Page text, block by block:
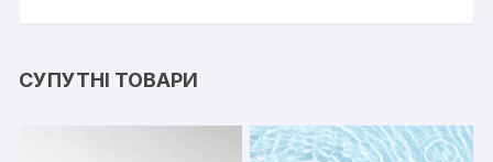
СУПУТНІ ТОВАРИ